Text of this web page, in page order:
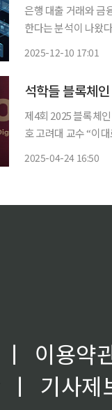
은행 대출 거래와 금
한다는 분석이 나왔다. 최근 자본시장연구원은 ‘예금토큰의 필요성과 고유 기능의 활
2025-12-10 17:01
제4회 2025 블록체
호 고려대 교수 “이
2025-04-24 16:50
ㅣ
이용약
ㅣ
기사제